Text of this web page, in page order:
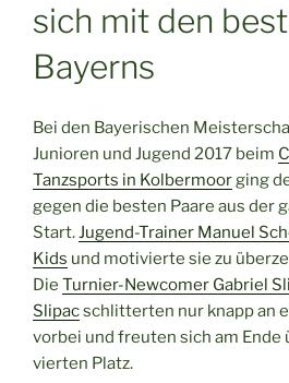
sich mit den
Bayerns
Bei den Bayerischen
Junioren und Jugend 2017 beim
Tanzsports in Kolbermoor ging
gegen die besten Paare aus der
Start. Jugend-Trainer Manuel
Kids und motivierte sie zu
Die Turnier-Newcomer Gabriel
Slipacschlitterten nur knapp an
vorbei und freuten sich am Ende
vierten Platz.